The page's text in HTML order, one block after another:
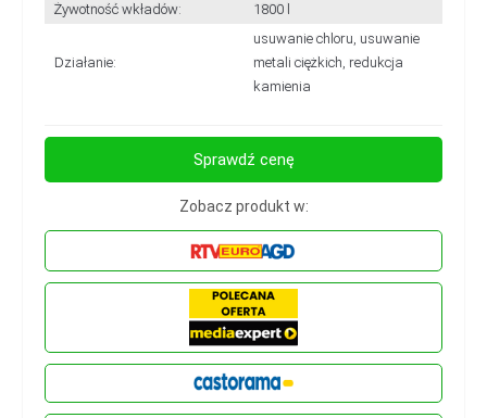
Żywotność wkładów:
1800 l
Działanie:
usuwanie chloru, usuwanie
metali ciężkich, redukcja
kamienia
Sprawdź cenę
Zobacz produkt w: